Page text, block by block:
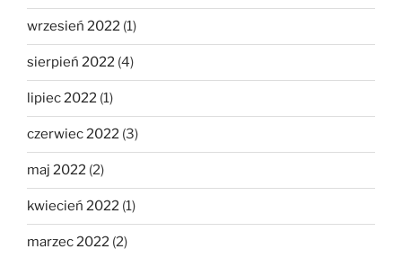
wrzesień 2022 (1)
sierpień 2022 (4)
lipiec 2022 (1)
czerwiec 2022 (3)
maj 2022 (2)
kwiecień 2022 (1)
marzec 2022 (2)